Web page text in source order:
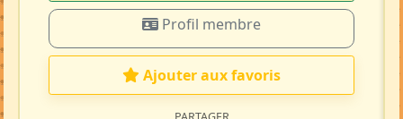
Profil membre
Ajouter aux favoris